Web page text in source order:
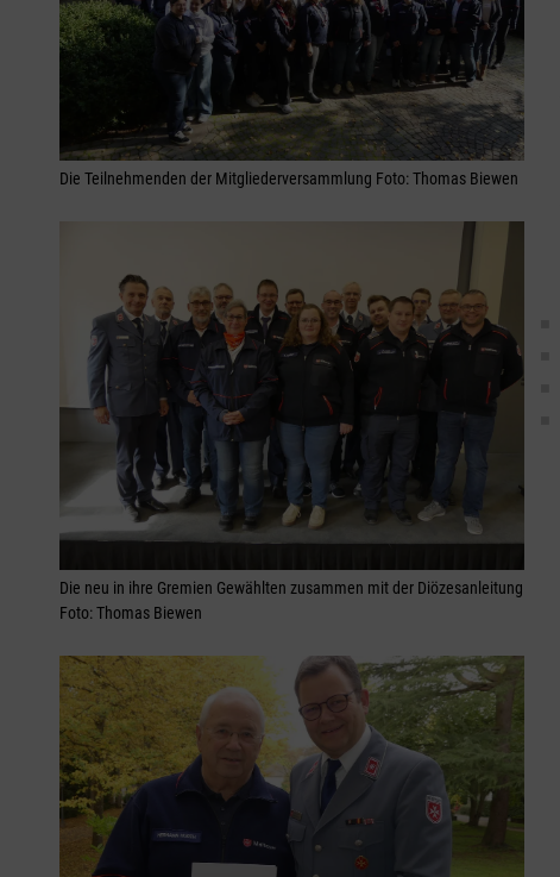
Die Teilnehmenden der Mitgliederversammlung Foto: Thomas Biewen
Die neu in ihre Gremien Gewählten zusammen mit der Diözesanleitung
Foto: Thomas Biewen